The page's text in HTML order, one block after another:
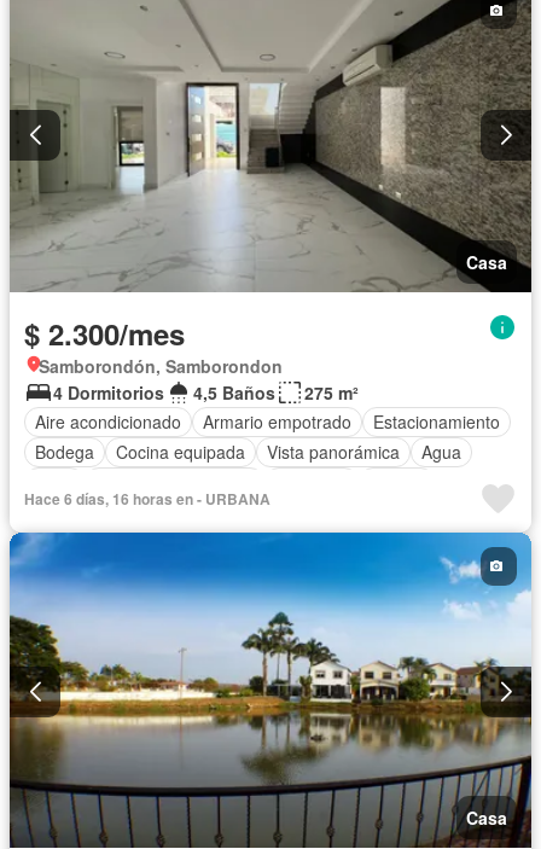
Casa
$ 2.300/mes
Samborondón, Samborondon
4 Dormitorios
4,5 Baños
275 m²
Aire acondicionado
Armario empotrado
Estacionamiento
Bodega
Cocina equipada Vista panorámica
Agua
Cancha de tenis
Completamente amoblado
Hace 6 días, 16 horas en - URBANA
Casa